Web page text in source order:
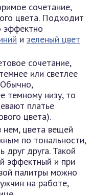
сочетание,
цвета. Подходит
эффектно
и зеленый цвет
сочетание,
или светлее
Обычно,
темному низу, то
платье
цвета).
нем, цвета вещей
по тональности,
друга. Такой
эффектный и при
палитры можно
на работе,